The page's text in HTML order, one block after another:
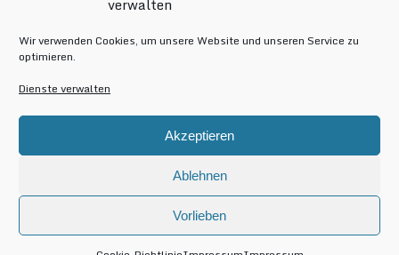
verwalten
Wir verwenden Cookies, um unsere Website und unseren Service zu
optimieren.
Dienste verwalten
Akzeptieren
Ablehnen
Vorlieben
Grüne Oasen in Berlin
Festival of Lights Berlin 2024
Gesund schlafen im modernen Alltag
WordPress.org